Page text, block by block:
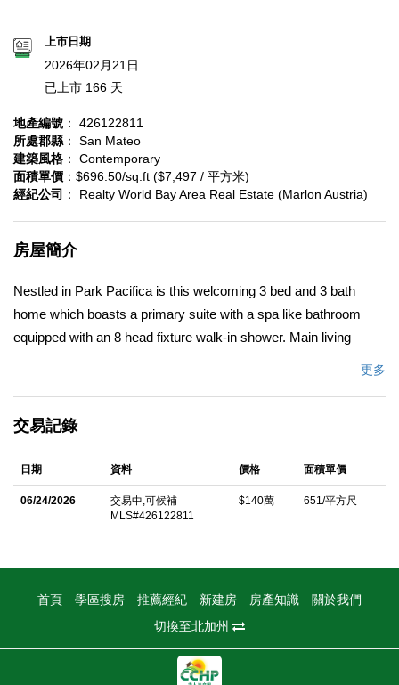
上市日期
2026年02月21日
已上市 166 天
地產編號 ： 426122811
所處郡縣 ： San Mateo
建築風格 ： Contemporary
面積單價 ：$696.50/sq.ft ($7,497 / 平方米)
經紀公司 ： Realty World Bay Area Real Estate (Marlon Austria)
房屋簡介
Nestled in Park Pacifica is this welcoming 3 bed and 3 bath
home which boasts a primary suite with a spa like bathroom
equipped with an 8 head fixture walk-in shower. Main living
SubZero refrigerator, Bosch dishwasher, breakfast bar. Lots of
separate laundry room w/stainless sink, granite counter & tile
floors. Outdoor space includes a landscaped yard w/sun filled
deck, mountain views, mature trees, and a charming old world
更多
交易記錄
日期 資料 價格 面積單價
06/24/2026
交易中,可候補
MLS#426122811
$140萬 651/平方尺
首頁 學區搜房 推薦經紀 新建房 房產知識
關於我們
切換至北加州